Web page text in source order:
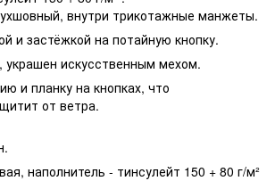
внутри трикотажные манжеты.
и застёжкой на потайную кнопку.
искусственным мехом.
и планку на кнопках, что
от ветра.
наполнитель - тинсулейт 150 + 80 г/м²